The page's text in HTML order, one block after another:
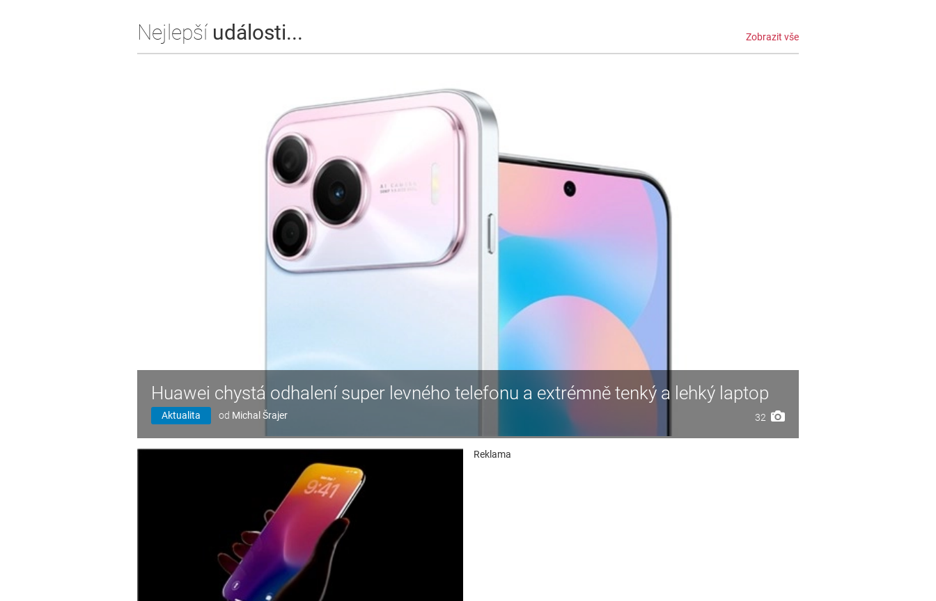
Nejlepší události... Zobrazit vše
Huawei chystá odhalení super levného telefonu a extrémně tenký a lehký laptop
Aktualita od Michal Šrajer 32
Reklama